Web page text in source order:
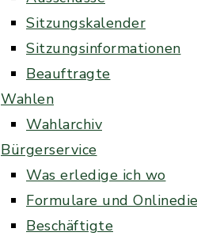
Sitzungskalender
Sitzungsinformationen
Beauftragte
Wahlen
Wahlarchiv
Bürgerservice
Was erledige ich wo
Formulare und
Beschäftigte